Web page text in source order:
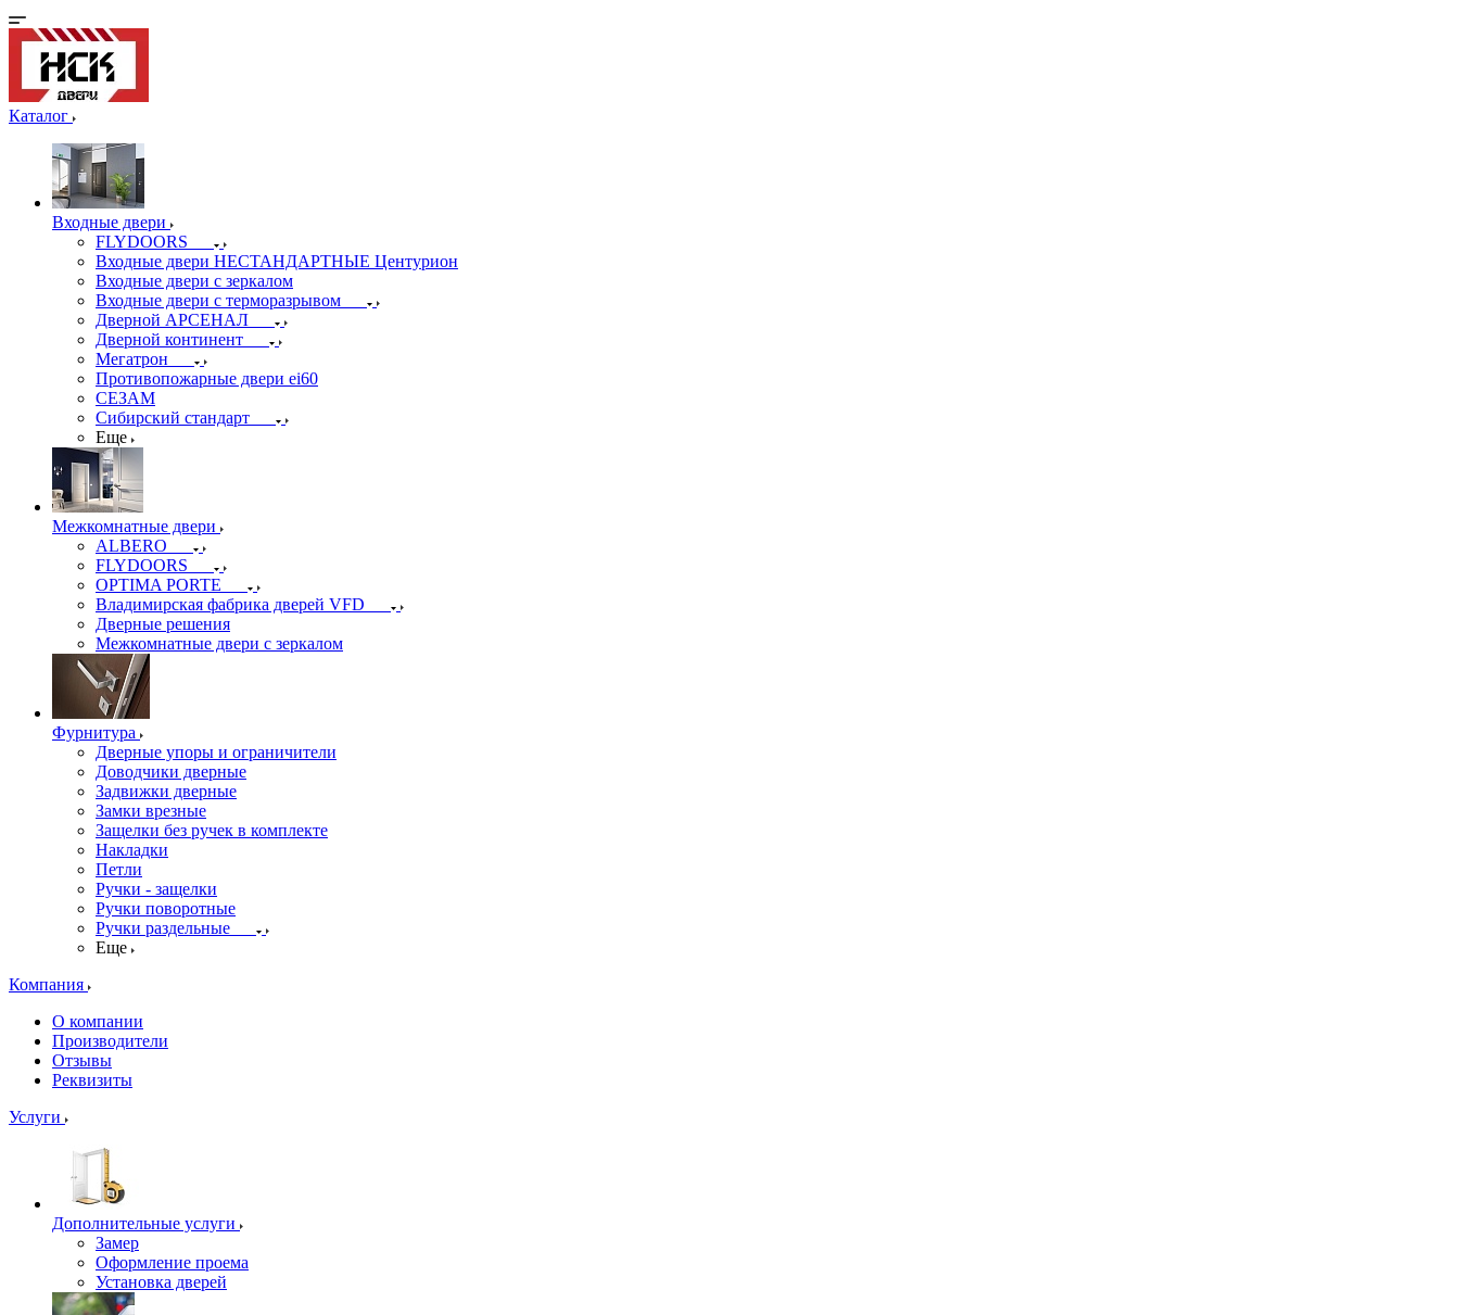
Каталог
Входные двери
FLYDOORS
Входные двери НЕСТАНДАРТНЫЕ Центурион
Входные двери с зеркалом
Входные двери с терморазрывом
Дверной АРСЕНАЛ
Дверной континент
Мегатрон
Противопожарные двери ei60
СЕЗАМ
Сибирский стандарт
Еще
Межкомнатные двери
ALBERO
FLYDOORS
OPTIMA PORTE
Владимирская фабрика дверей VFD
Дверные решения
Межкомнатные двери c зеркалом
Фурнитура
Дверные упоры и ограничители
Доводчики дверные
Задвижки дверные
Замки врезные
Защелки без ручек в комплекте
Накладки
Петли
Ручки - защелки
Ручки поворотные
Ручки раздельные
Еще
Компания
О компании
Производители
Отзывы
Реквизиты
Услуги
Дополнительные услуги
Замер
Оформление проема
Установка дверей